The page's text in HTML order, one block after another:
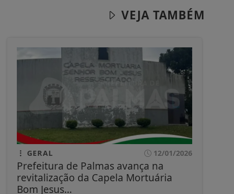
VEJA TAMBÉM
GERAL 12/01/2026
Prefeitura de Palmas avança na
revitalização da Capela Mortuária
Bom Jesus...